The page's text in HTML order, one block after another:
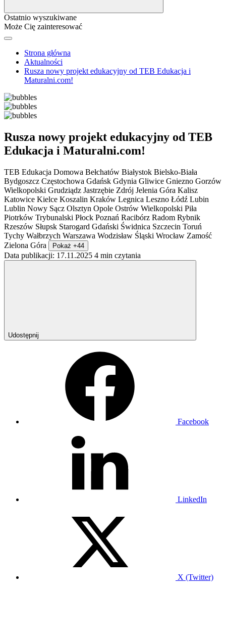
Ostatnio wyszukiwane
Może Cię zainteresować
Strona główna
Aktualności
Rusza nowy projekt edukacyjny od TEB Edukacja i
Maturalni.com!
Rusza nowy projekt edukacyjny od TEB
Edukacja i Maturalni.com!
TEB Edukacja Domowa Bełchatów Białystok Bielsko-Biała
Bydgoszcz Częstochowa Gdańsk Gdynia Gliwice Gniezno Gorzów
Wielkopolski Grudziądz Jastrzębie Zdrój Jelenia Góra Kalisz
Katowice Kielce Koszalin Kraków Legnica Leszno Łódź Lubin
Lublin Nowy Sącz Olsztyn Opole Ostrów Wielkopolski Piła
Piotrków Trybunalski Płock Poznań Racibórz Radom Rybnik
Rzeszów Słupsk Starogard Gdański Świdnica Szczecin Toruń
Tychy Wałbrzych Warszawa Wodzisław Śląski Wrocław Zamość
Zielona Góra
Pokaż +44
Data publikacji: 17.11.2025 4 min czytania
Udostępnij
Facebook
LinkedIn
X (Twitter)